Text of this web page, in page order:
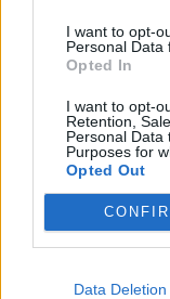
I want to opt-
Personal Data
Opted In
I want to opt-
Retention,
Personal Data
Purposes for
Opted Out
Data Deletion
Δείτε εδώ όλες
ημερομηνίες για
αιτήσεων
ΕΛΛΑΔΑ
Οι πληρωμές
ΔΥΠΑ ως 14
Θα καταβληθούν
σε 58.370